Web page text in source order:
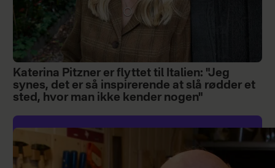
Katerina Pitzner er flyttet til Italien: "Jeg
synes, det er så inspirerende at slå rødder et
sted, hvor man ikke kender nogen"